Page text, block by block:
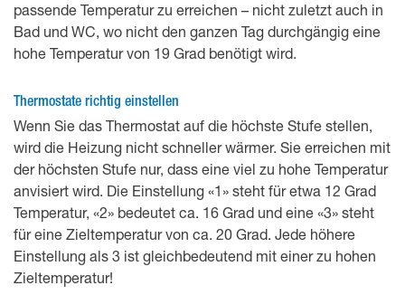
passende Temperatur zu erreichen – nicht zuletzt auch in
Bad und WC, wo nicht den ganzen Tag durchgängig eine
hohe Temperatur von 19 Grad benötigt wird.
Thermostate richtig einstellen
Wenn Sie das Thermostat auf die höchste Stufe stellen,
wird die Heizung nicht schneller wärmer. Sie erreichen mit
der höchsten Stufe nur, dass eine viel zu hohe Temperatur
anvisiert wird. Die Einstellung «1» steht für etwa 12 Grad
Temperatur, «2» bedeutet ca. 16 Grad und eine «3» steht
für eine Zieltemperatur von ca. 20 Grad. Jede höhere
Einstellung als 3 ist gleichbedeutend mit einer zu hohen
Zieltemperatur!